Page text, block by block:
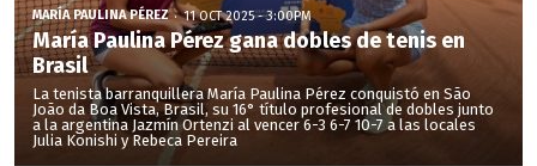
MARÍA PAULINA PÉREZ 11 OCT 2025 - 3:00PM
María Paulina Pérez gana dobles de tenis en
Brasil
La tenista barranquillera María Paulina Pérez conquistó en São
João da Boa Vista, Brasil, su 16° título profesional de dobles junto
a la argentina Jazmín Ortenzi al vencer 6-3 6-7 10-7 a las locales
Julia Konishi y Rebeca Pereira